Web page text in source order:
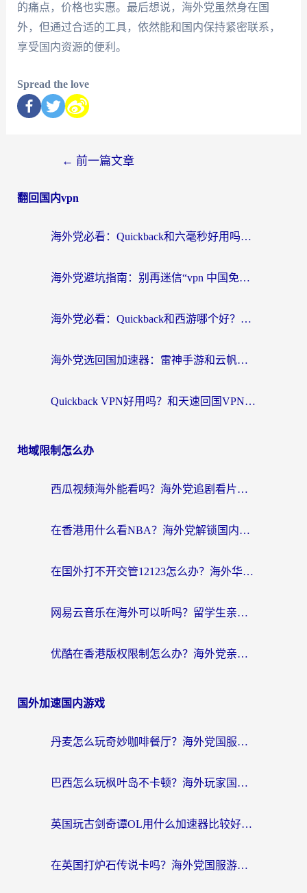
的痛点，价格也实惠。最后想说，海外党虽然身在国
外，但通过合适的工具，依然能和国内保持紧密联系，
享受国内资源的便利。
Spread the love
← 前一篇文章
翻回国内vpn
海外党必看：Quickback和六毫秒好用吗？3步选对回国加速器，无缝刷国内剧玩游戏
海外党避坑指南：别再迷信“vpn 中国免费”，选对回国加速器才能无缝刷国内资源
海外党必看：Quickback和西游哪个好？3个维度教你选对回国加速器
海外党选回国加速器：雷神手游和云帆哪个好？附3组对比+避坑指南
Quickback VPN好用吗？和天速回国VPN对比哪个回国效果更好？海外党必看的真实体验指南
地域限制怎么办
西瓜视频海外能看吗？海外党追剧看片的终极解决方案来了
在香港用什么看NBA？海外党解锁国内体育直播的终极攻略
在国外打不开交管12123怎么办？海外华人必看的回国加速全攻略
网易云音乐在海外可以听吗？留学生亲测有效的回国加速方案
优酷在香港版权限制怎么办？海外党亲测有效的追剧加速方案
国外加速国内游戏
丹麦怎么玩奇妙咖啡餐厅？海外党国服游戏加速全攻略（附灌篮高手元气骑士实测）
巴西怎么玩枫叶岛不卡顿？海外玩家国服游戏加速器终极指南（含战双野兽领主提速秘籍）
英国玩古剑奇谭OL用什么加速器比较好？留学生亲测有效的国服游戏加速指南
在英国打炉石传说卡吗？海外党国服游戏不卡顿的终极指南